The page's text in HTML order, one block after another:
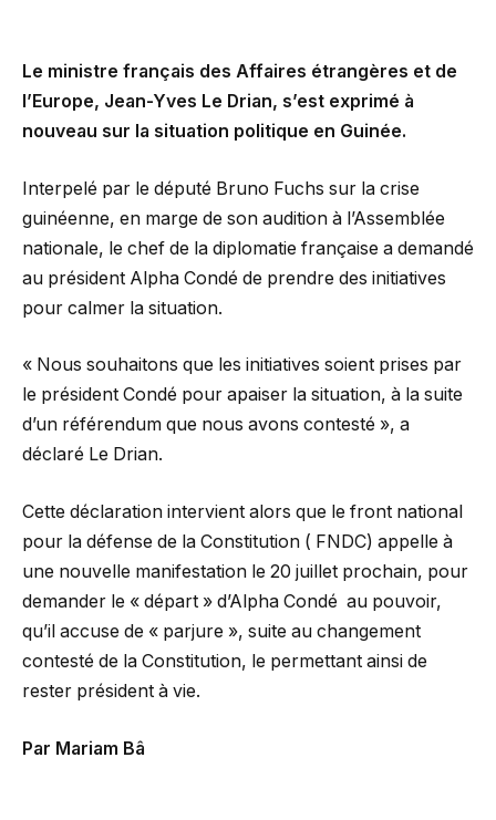
Le ministre français des Affaires étrangères et de
l’Europe, Jean-Yves Le Drian, s’est exprimé à
nouveau sur la situation politique en Guinée.
Interpelé par le député Bruno Fuchs sur la crise
guinéenne, en marge de son audition à l’Assemblée
nationale, le chef de la diplomatie française a demandé
au président Alpha Condé de prendre des initiatives
pour calmer la situation.
« Nous souhaitons que les initiatives soient prises par
le président Condé pour apaiser la situation, à la suite
d’un référendum que nous avons contesté », a
déclaré Le Drian.
Cette déclaration intervient alors que le front national
pour la défense de la Constitution ( FNDC) appelle à
une nouvelle manifestation le 20 juillet prochain, pour
demander le « départ » d’Alpha Condé au pouvoir,
qu’il accuse de « parjure », suite au changement
contesté de la Constitution, le permettant ainsi de
rester président à vie.
Par Mariam Bâ